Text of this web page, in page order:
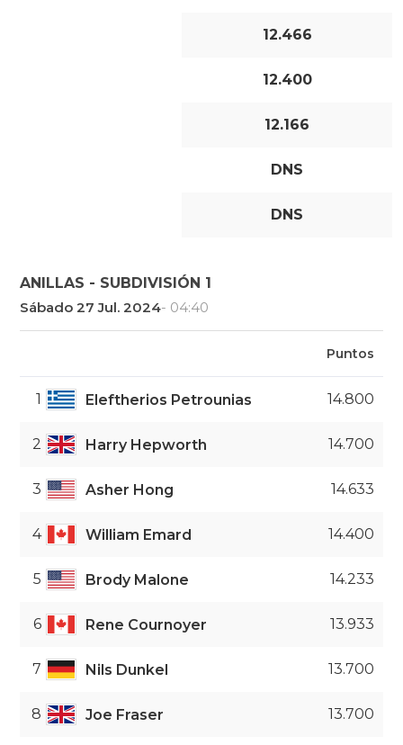
12.466
12.400
12.166
DNS
DNS
ANILLAS - SUBDIVISIÓN 1
Sábado 27 Jul. 2024- 04:40
Puntos
1 Eleftherios Petrounias 14.800
2 Harry Hepworth 14.700
3 Asher Hong 14.633
4 William Emard 14.400
5 Brody Malone 14.233
6 Rene Cournoyer 13.933
7 Nils Dunkel 13.700
8 Joe Fraser 13.700